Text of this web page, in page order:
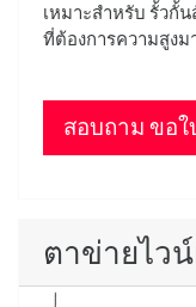
เหมาะสำหรับ รั้วกั้
ที่ต้องการความสูงม
สอบถาม ขอใ
ตาข่ายไว